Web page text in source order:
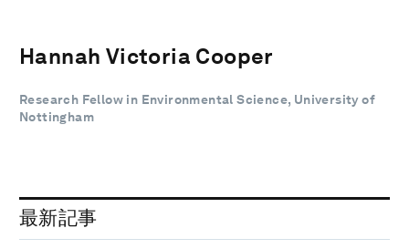
Hannah Victoria Cooper
Research Fellow in Environmental Science, University of
Nottingham
最新記事